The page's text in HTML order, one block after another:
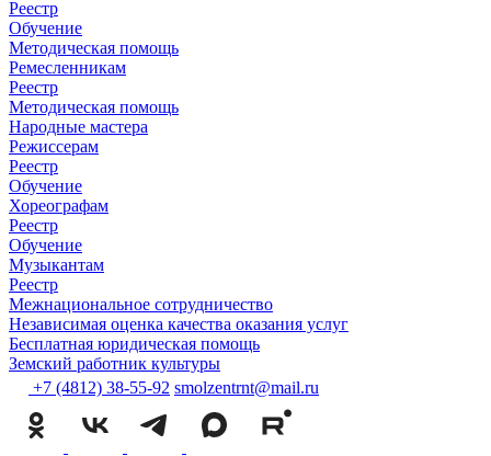
Реестр
Обучение
Методическая помощь
Ремесленникам
Реестр
Методическая помощь
Народные мастера
Режиссерам
Реестр
Обучение
Хореографам
Реестр
Обучение
Музыкантам
Реестр
Межнациональное сотрудничество
Независимая оценка качества оказания услуг
Бесплатная юридическая помощь
Земский работник культуры
+7 (4812) 38-55-92 smolzentrnt@mail.ru